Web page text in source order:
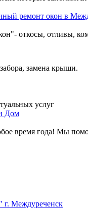
ремонт окон в
откосы, отливы,
замена крыши.
услуг
Дом
время года! Мы
г. Междуреченск